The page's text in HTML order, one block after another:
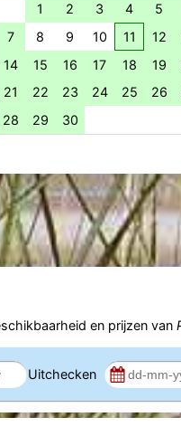
1 2 3 4 5
7 8 9 10 11 12
14 15 16 17 18 19
21 22 23 24 25 26
28 29 30
en prijzen van
Uitchecken